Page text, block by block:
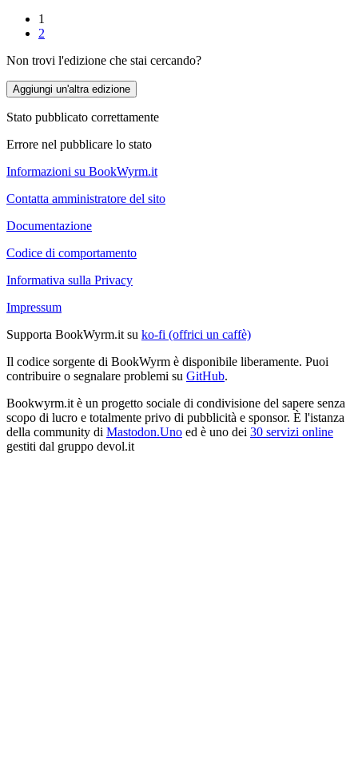
1
2
Non trovi l'edizione che stai cercando?
Aggiungi un'altra edizione
Stato pubblicato correttamente
Errore nel pubblicare lo stato
Informazioni su BookWyrm.it
Contatta amministratore del sito
Documentazione
Codice di comportamento
Informativa sulla Privacy
Impressum
Supporta BookWyrm.it su ko-fi (offrici un caffè)
Il codice sorgente di BookWyrm è disponibile liberamente. Puoi
contribuire o segnalare problemi su GitHub.
Bookwyrm.it è un progetto sociale di condivisione del sapere senza
scopo di lucro e totalmente privo di pubblicità e sponsor. È l'istanza
della community di Mastodon.Uno ed è uno dei 30 servizi online
gestiti dal gruppo devol.it